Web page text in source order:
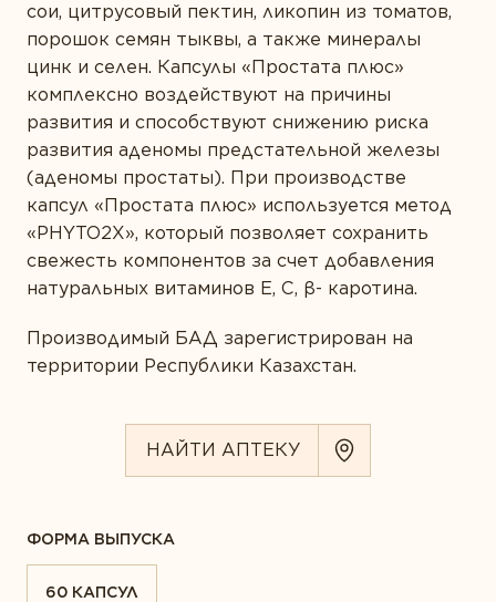
сои, цитрусовый пектин, ликопин из томатов,
порошок семян тыквы, а также минералы
цинк и селен. Капсулы «Простата плюс»
комплексно воздействуют на причины
развития и способствуют снижению риска
развития аденомы предстательной железы
(аденомы простаты). При производстве
капсул «Простата плюс» используется метод
«PHYTO2X», который позволяет сохранить
свежесть компонентов за счет добавления
натуральных витаминов Е, С, β- каротина.
Производимый БАД зарегистрирован на
территории Республики Казахстан.
НАЙТИ АПТЕКУ
ФОРМА ВЫПУСКА
60 КАПСУЛ